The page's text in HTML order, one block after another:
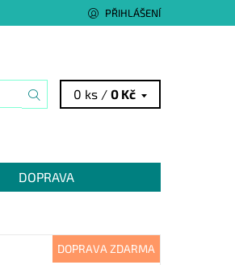
PŘIHLÁŠENÍ
0 ks /0 Kč
DOPRAVA
DOPRAVA ZDARMA